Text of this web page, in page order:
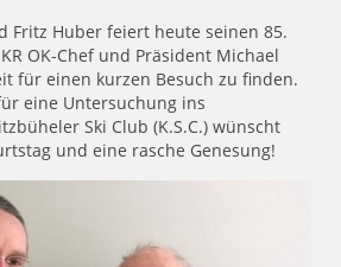
Fritz Huber feiert heute seinen 85.
OK-Chef und Präsident Michael
für einen kurzen Besuch zu finden.
eine Untersuchung ins
Ski Club (K.S.C.) wünscht
und eine rasche Genesung!